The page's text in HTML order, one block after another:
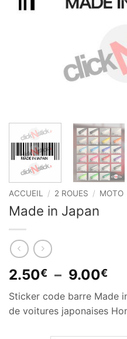
ACCUEIL / 2 ROUES / MOTO
Made in Japan
2.50€ – 9.00€
Sticker code barre Made
de voitures japonaises